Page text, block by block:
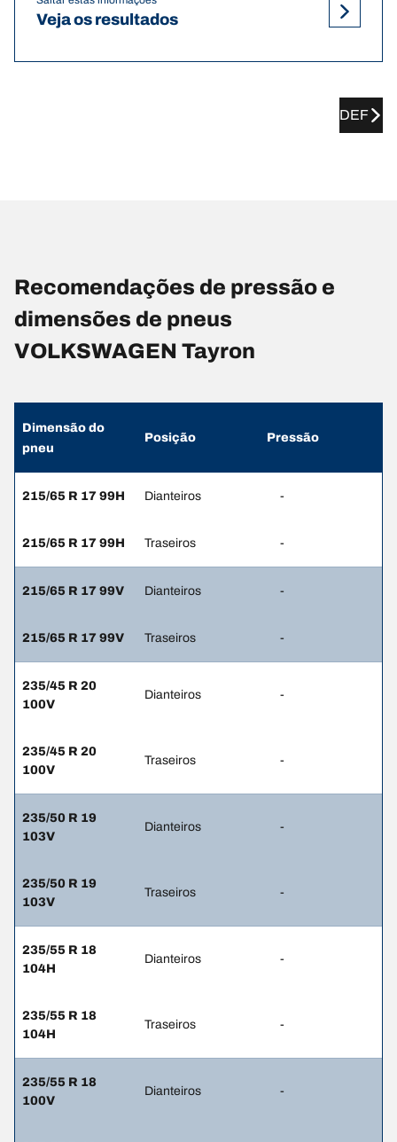
Veja os resultados
DEF
Recomendações de pressão e
dimensões de pneus
VOLKSWAGEN Tayron
Dimensão do
pneu
Posição Pressão
215/65 R 17 99H Dianteiros -
215/65 R 17 99H Traseiros -
215/65 R 17 99V Dianteiros -
215/65 R 17 99V Traseiros -
235/45 R 20
100V
Dianteiros -
235/45 R 20
100V
Traseiros -
235/50 R 19
103V
Dianteiros -
235/50 R 19
103V
Traseiros -
235/55 R 18
104H
Dianteiros -
235/55 R 18
104H
Traseiros -
235/55 R 18
100V
Dianteiros -